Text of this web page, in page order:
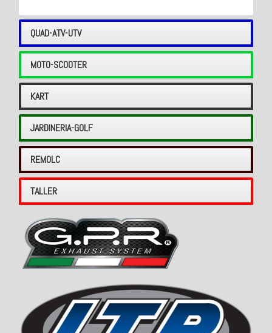
QUAD-ATV-UTV
MOTO-SCOOTER
KART
JARDINERIA-GOLF
REMOLC
TALLER